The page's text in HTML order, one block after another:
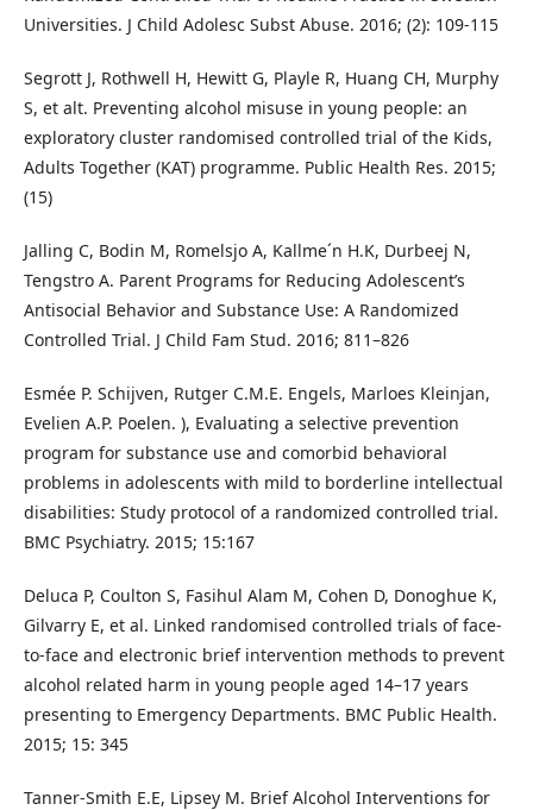
Universities. J Child Adolesc Subst Abuse. 2016; (2): 109-115
Segrott J, Rothwell H, Hewitt G, Playle R, Huang CH, Murphy
S, et alt. Preventing alcohol misuse in young people: an
exploratory cluster randomised controlled trial of the Kids,
Adults Together (KAT) programme. Public Health Res. 2015;
(15)
Jalling C, Bodin M, Romelsjo A, Kallme´n H.K, Durbeej N,
Tengstro A. Parent Programs for Reducing Adolescent’s
Antisocial Behavior and Substance Use: A Randomized
Controlled Trial. J Child Fam Stud. 2016; 811–826
Esmée P. Schijven, Rutger C.M.E. Engels, Marloes Kleinjan,
Evelien A.P. Poelen. ), Evaluating a selective prevention
program for substance use and comorbid behavioral
problems in adolescents with mild to borderline intellectual
disabilities: Study protocol of a randomized controlled trial.
BMC Psychiatry. 2015; 15:167
Deluca P, Coulton S, Fasihul Alam M, Cohen D, Donoghue K,
Gilvarry E, et al. Linked randomised controlled trials of face-
to-face and electronic brief intervention methods to prevent
alcohol related harm in young people aged 14–17 years
presenting to Emergency Departments. BMC Public Health.
2015; 15: 345
Tanner-Smith E.E, Lipsey M. Brief Alcohol Interventions for